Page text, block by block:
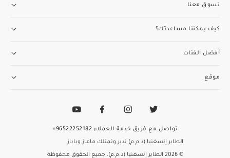
تسوق معنا
كيف يمكننا مساعدتك؟
أفضل الفئات
موقع
الطاير إنسغنيا (ذ.م.م) تدير وتمتلك ماماز وباباز
© 2026 الطاير إنسغنيا (ذ.م.م). جميع الحقوق محفوظة
تواصل مع فريق خدمة العملاء 96522252182+